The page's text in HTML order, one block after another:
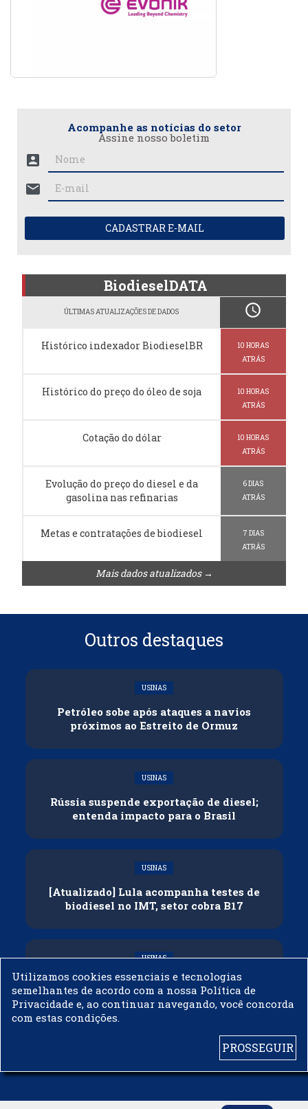
Acompanhe as notícias do setor
Assine nosso boletim
account_box
mail
CADASTRAR E-MAIL
BiodieselDATA
ÚLTIMAS ATUALIZAÇÕES DE DADOS schedule
Histórico indexador BiodieselBR
10 HORAS
ATRÁS
Histórico do preço do óleo de soja
10 HORAS
ATRÁS
Cotação do dólar
10 HORAS
ATRÁS
Evolução do preço do diesel e da
gasolina nas refinarias
6 DIAS
ATRÁS
Metas e contratações de biodiesel
7 DIAS
ATRÁS
Mais dados atualizados →
Outros destaques
USINAS
Petróleo sobe após ataques a navios
próximos ao Estreito de Ormuz
USINAS
Rússia suspende exportação de diesel;
entenda impacto para o Brasil
USINAS
[Atualizado] Lula acompanha testes de
biodiesel no IMT, setor cobra B17
USINAS
Governo adia reunião sobre mistura de
etanol na gasolina
Utilizamos cookies essenciais e tecnologias
semelhantes de acordo com a nossa Política de
Privacidade e, ao continuar navegando, você concorda
com estas condições.
PROSSEGUIR